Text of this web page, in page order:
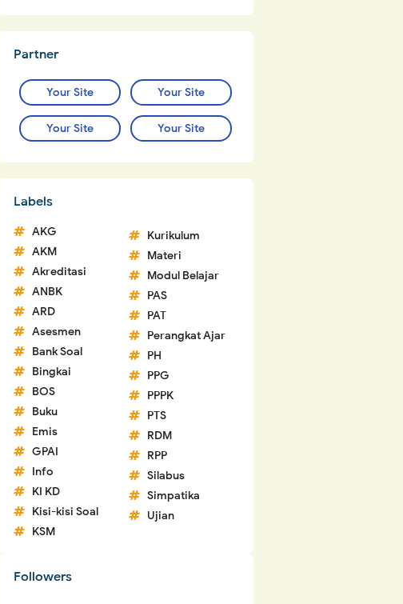
Partner
Your Site Your Site
Your Site Your Site
Labels
AKG
AKM
Akreditasi
ANBK
ARD
Asesmen
Bank Soal
Bingkai
BOS
Buku
Emis
GPAI
Info
KI KD
Kisi-kisi Soal
KSM
Kurikulum
Materi
Modul Belajar
PAS
PAT
Perangkat Ajar
PH
PPG
PPPK
PTS
RDM
RPP
Silabus
Simpatika
Ujian
Followers